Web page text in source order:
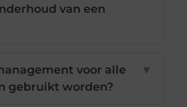
van een
voor alle
gebruikt worden?
▼